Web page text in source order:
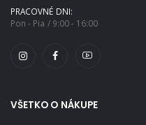
PRACOVNÉ DNI:
Pon - Pia / 9:00 - 16:00
VŠETKO O NÁKUPE